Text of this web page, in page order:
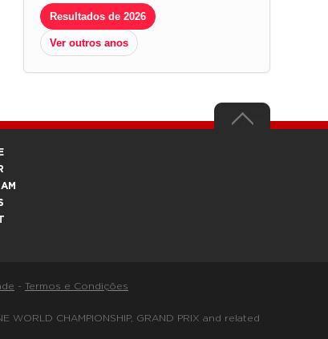
Resultados de 2026
Ver outros anos
- Termos e Condições
CHAMPIONSHIP, GRAND PRIX and related